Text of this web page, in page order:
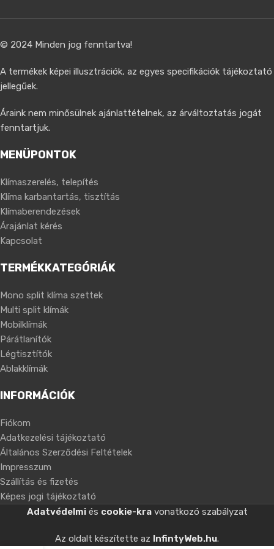
© 2024 Minden jog fenntartva!
A termékek képei illusztrációk, az egyes specifikációk tájékoztató
jellegűek.
Áraink nem minősülnek ajánlattételnek, az árváltoztatás jogát
fenntartjuk.
MENÜPONTOK
Klímaszerelés, telepítés
Klíma karbantartás, tisztítás
Klímaberendezések
Árajánlat kérés
Kapcsolat
TERMÉKKATEGÓRIÁK
Mono split klíma szettek
Multi split klímák
Mobilklímák
Párátlanítók
Légtisztítók
Ablakklímák
INFORMÁCIÓK
Fiókom
Adatkezelési tájékoztató
Általános Szerződési Feltételek
Impresszum
Szállítás és fizetés
Képes jogi tájékoztató
Adatvédelmiés cookie-kravonatkozó szabályzat
Az oldalt készítette az InfintyWeb.hu.